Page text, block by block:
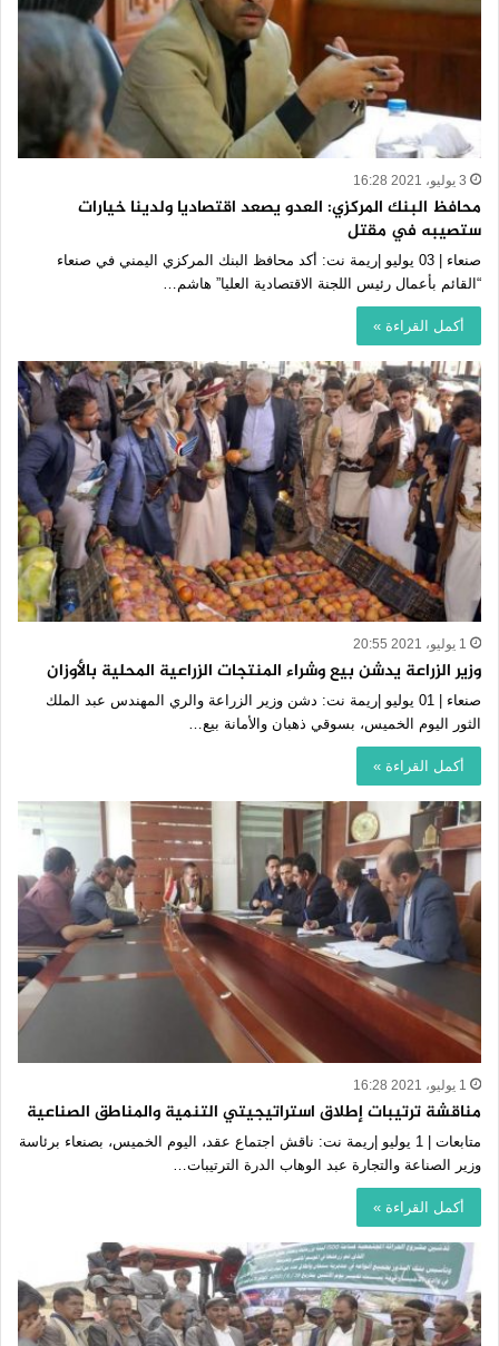
3 يوليو، 2021 16:28
محافظ البنك المركزي: العدو يصعد اقتصاديا ولدينا خيارات
ستصيبه في مقتل
صنعاء | 03 يوليو |ريمة نت: أكد محافظ البنك المركزي اليمني في صنعاء
“القائم بأعمال رئيس اللجنة الاقتصادية العليا” هاشم…
أكمل القراءة »
1 يوليو، 2021 20:55
وزير الزراعة يدشن بيع وشراء المنتجات الزراعية المحلية بالأوزان
صنعاء | 01 يوليو |ريمة نت: دشن وزير الزراعة والري المهندس عبد الملك
الثور اليوم الخميس، بسوقي ذهبان والأمانة بيع…
أكمل القراءة »
1 يوليو، 2021 16:28
مناقشة ترتيبات إطلاق استراتيجيتي التنمية والمناطق الصناعية
متابعات | 1 يوليو |ريمة نت: ناقش اجتماع عقد، اليوم الخميس، بصنعاء برئاسة
وزير الصناعة والتجارة عبد الوهاب الدرة الترتيبات…
أكمل القراءة »